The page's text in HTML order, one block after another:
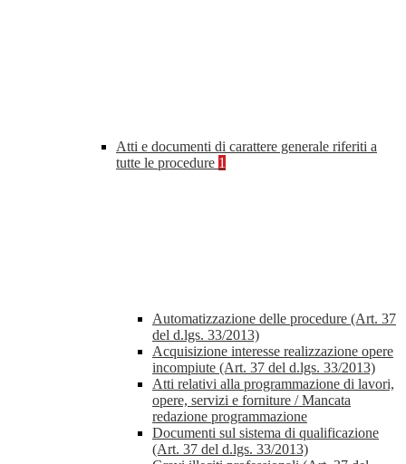
Atti e documenti di carattere generale riferiti a
tutte le procedure 1
Automatizzazione delle procedure (Art. 37
del d.lgs. 33/2013)
Acquisizione interesse realizzazione opere
incompiute (Art. 37 del d.lgs. 33/2013)
Atti relativi alla programmazione di lavori,
opere, servizi e forniture / Mancata
redazione programmazione
Documenti sul sistema di qualificazione
(Art. 37 del d.lgs. 33/2013)